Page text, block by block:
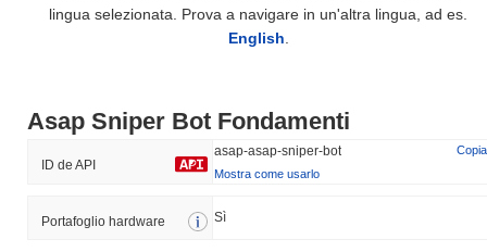
lingua selezionata. Prova a navigare in un'altra lingua, ad es.
English
Asap Sniper Bot Fondamenti
ID de API
asap-asap-sniper-bot
Copia
Mostra come usarlo
Portafoglio hardware Sì